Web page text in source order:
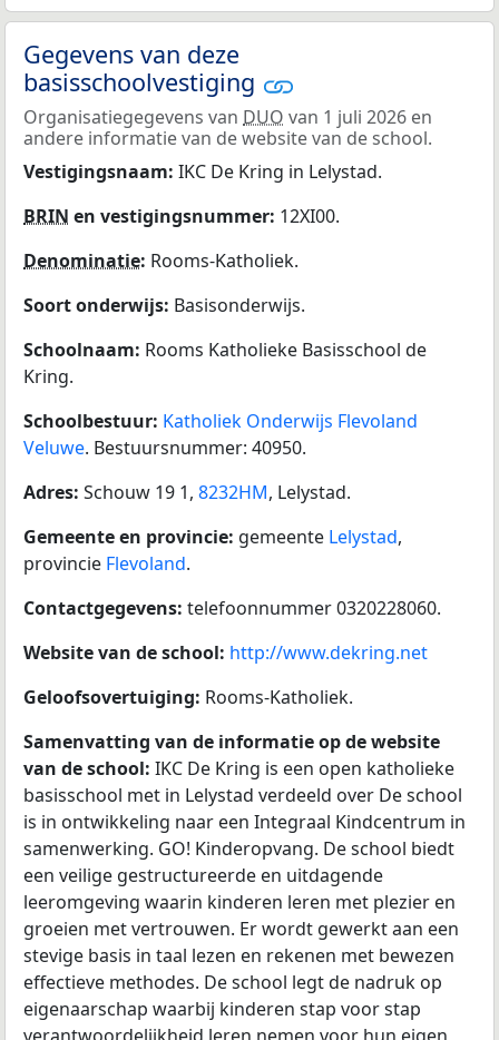
Gegevens van deze
basisschoolvestiging
Organisatiegegevens van DUO van 1 juli 2026 en
andere informatie van de website van de school.
Vestigingsnaam: IKC De Kring in Lelystad.
BRIN en vestigingsnummer: 12XI00.
Denominatie: Rooms-Katholiek.
Soort onderwijs: Basisonderwijs.
Schoolnaam: Rooms Katholieke Basisschool de
Kring.
Schoolbestuur: Katholiek Onderwijs Flevoland
Veluwe. Bestuursnummer: 40950.
Adres: Schouw 19 1, 8232HM, Lelystad.
Gemeente en provincie: gemeente Lelystad,
provincie Flevoland.
Contactgegevens: telefoonnummer 0320228060.
Website van de school: http://www.dekring.net
Geloofsovertuiging: Rooms-Katholiek.
Samenvatting van de informatie op de website
van de school: IKC De Kring is een open katholieke
basisschool met in Lelystad verdeeld over De school
is in ontwikkeling naar een Integraal Kindcentrum in
samenwerking. GO! Kinderopvang. De school biedt
een veilige gestructureerde en uitdagende
leeromgeving waarin kinderen leren met plezier en
groeien met vertrouwen. Er wordt gewerkt aan een
stevige basis in taal lezen en rekenen met bewezen
effectieve methodes. De school legt de nadruk op
eigenaarschap waarbij kinderen stap voor stap